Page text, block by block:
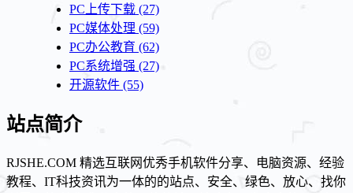
PC上传下载 (27)
PC媒体处理 (59)
PC办公教育 (62)
PC系统增强 (27)
开源软件 (55)
站点简介
RJSHE.COM 精选互联网优秀手机软件分享、电脑资源、经验
教程、IT科技资讯为一体的的站点、安全、绿色、放心、找你